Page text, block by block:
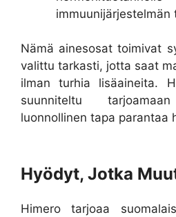
immuunijärjestelmän
Nämä ainesosat toimivat
valittu tarkasti, jotta saat
ilman turhia lisäaineita.
suunniteltu
luonnollinen tapa parantaa
Hyödyt, Jotka
Himero tarjoaa